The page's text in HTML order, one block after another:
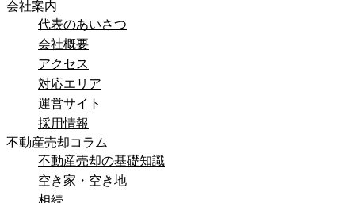
会社案内
代表のあいさつ
会社概要
アクセス
対応エリア
運営サイト
採用情報
不動産売却コラム
不動産売却の基礎知識
空き家・空き地
相続